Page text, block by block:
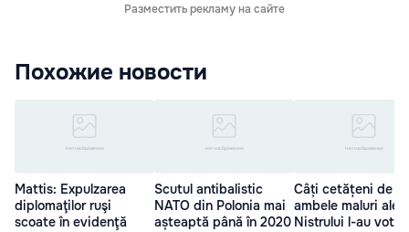
Разместить рекламу на сайте
Похожие новости
Mattis: Expulzarea
diplomaţilor ruşi
scoate în evidenţă
Scutul antibalistic
NATO din Polonia mai
așteaptă până în 2020
Câți cetățeni de
ambele maluri ale
Nistrului l-au votat